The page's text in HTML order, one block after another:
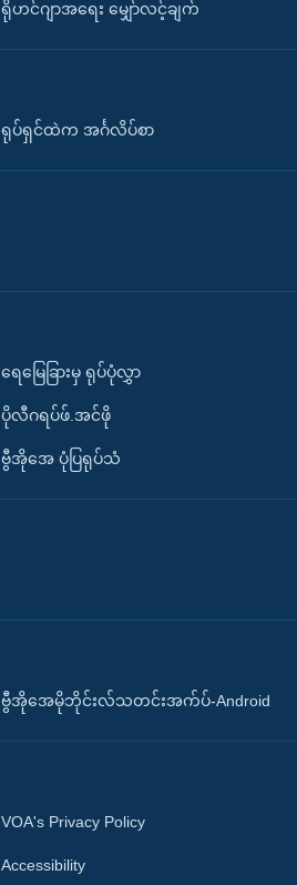
ရိုဟင်ဂျာအရေး မျှော်လင့်ချက်
ရုပ်ရှင်ထဲက အင်္ဂလိပ်စာ
ရေမြေခြားမှ ရုပ်ပုံလွှာ
ပိုလီဂရပ်ဖ်.အင်ဖို
ဗွီအိုအေ ပုံပြရုပ်သံ
ဗွီအိုအေမိုဘိုင်းလ်သတင်းအက်ပ်-Android
VOA's Privacy Policy
Accessibility